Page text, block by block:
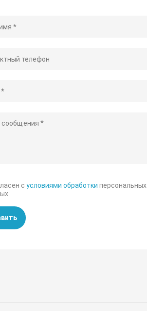
сусловиями обработки персональных